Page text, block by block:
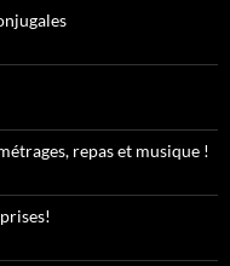
repas et musique !